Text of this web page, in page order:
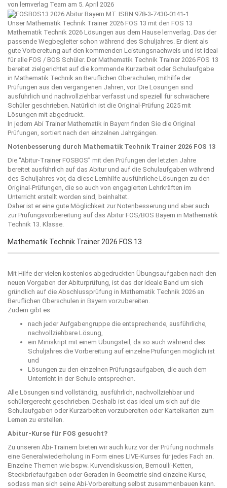
von lernverlag Team am 5. April 2026
Unser Mathematik Technik Trainer 2026 FOS 13 mit den FOS 13
Mathematik Technik 2026 Lösungen aus dem Hause lernverlag . Das der
passende Wegbegleiter schon während des Schuljahres. Er dient als
gute Vorbereitung auf den kommenden Leistungsnachweis und ist ideal
für alle FOS / BOS Schüler. Der Mathematik Technik Trainer 2026 FOS 13
bereitet zielgerichtet auf die kommende Kurzarbeit oder Schulaufgabe
in Mathematik Technik an Beruflichen Oberschulen, mithilfe der
Prüfungen aus den vergangenen Jahren, vor. Die Lösungen sind
ausführlich und nachvollziehbar verfasst und speziell für schwächere
Schüler geschrieben. Natürlich ist die Original-Prüfung 2025 mit
Lösungen mit abgedruckt.
In jedem Abi Trainer Mathematik in Bayern finden Sie die Original
Prüfungen, sortiert nach den einzelnen Jahrgängen.
Notenbesserung durch Mathematik Technik Trainer 2026 FOS 13
Die “Abitur-Trainer FOSBOS” mit den Prüfungen der letzten Jahre
bereitet ausführlich auf das Abitur und auf die Schulaufgaben während
des Schuljahres vor, da diese Lernhilfe ausführliche Lösungen zu den
Original-Prüfungen, die so auch von engagierten Lehrkräften im
Unterricht erstellt worden sind, beinhaltet.
Daher ist er eine gute Möglichkeit zur Notenbesserung und aber auch
zur Prüfungsvorbereitung auf das Abitur FOS/BOS Bayern in Mathematik
Technik 13. Klasse.
Mathematik Technik Trainer 2026 FOS 13
Mit Hilfe der vielen kostenlos abgedruckten Übungsaufgaben nach den
neuen Vorgaben der Abiturprüfung, ist das der ideale Band um sich
gründlich auf die Abschlussprüfung in Mathematik Technik 2026 an
Beruflichen Oberschulen in Bayern vorzubereiten.
Zudem gibt es
nach jeder Aufgabengruppe die entsprechende, ausführliche,
nachvollziehbare Lösung,
ein Miniskript mit einem Übungsteil, da so auch während des
Schuljahres die Vorbereitung auf einzelne Prüfungen möglich ist
und
Lösungen zu den einzelnen Prüfungsaufgaben, die auch dem
Unterricht in der Schule entsprechen.
Alle Lösungen sind vollständig, ausführlich, nachvollziehbar und
schülergerecht geschrieben. Deshalb ist das ideal um sich auf die
Schulaufgaben oder Kurzarbeiten vorzubereiten oder Karteikarten zum
Lernen zu erstellen.
Abitur-Kurse für FOS gesucht?
Zu unseren Abi-Trainern bieten wir auch kurz vor der Prüfung nochmals
eine Generalwiederholung in Form eines LIVE-Kurses für jedes Fach an.
Einzelne Themen wie bspw. Kurvendiskussion, Bernoulli-Ketten,
Steckbriefaufgaben oder Geraden in Geometrie sind einzelne Kurse,
sodass man sich seine Abi-Vorbereitung selbst zusammenbauen kann.